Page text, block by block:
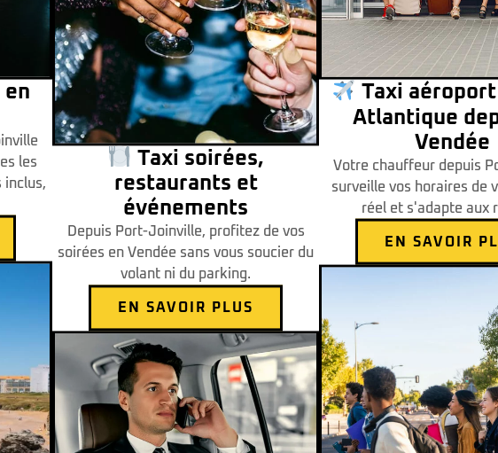
en
les
Taxi soirées,
restaurants et
événements
Depuis Port-Joinville, profitez de vos
soirées en Vendée sans vous soucier du
volant ni du parking.
EN SAVOIR PLUS
Taxi
Atlantique
Vendée
Votre chauffeur depuis
surveille vos horaires de
réel et s'adapte aux
EN SAVOIR